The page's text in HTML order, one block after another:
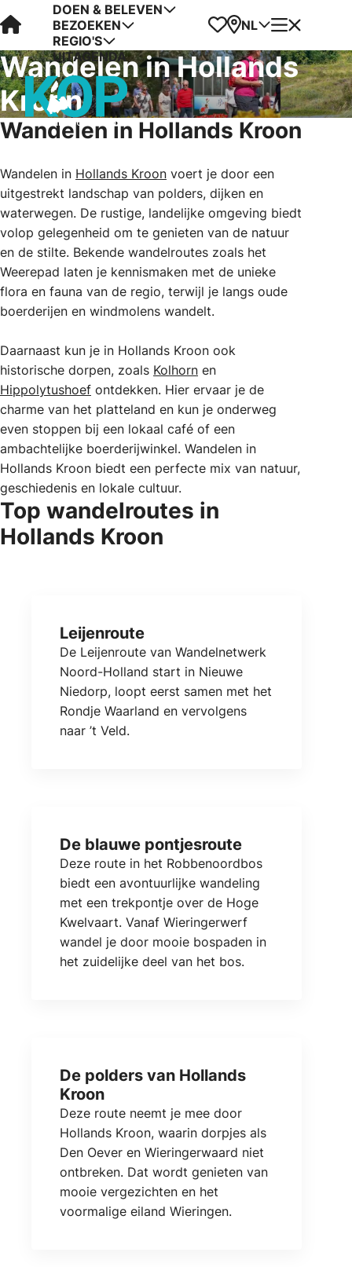
Visit Kop van Holland
DOEN & BELEVEN
BEZOEKEN
REGIO'S
UITAGENDA
Favorieten
Kaart
NL Menu
Wandelen in Hollands
Kroon
Wandelen in Hollands Kroon
Wandelen in Hollands Kroon voert je door een
uitgestrekt landschap van polders, dijken en
waterwegen. De rustige, landelijke omgeving biedt
volop gelegenheid om te genieten van de natuur
en de stilte. Bekende wandelroutes zoals het
Weerepad laten je kennismaken met de unieke
flora en fauna van de regio, terwijl je langs oude
boerderijen en windmolens wandelt.
Daarnaast kun je in Hollands Kroon ook
historische dorpen, zoals Kolhorn en
Hippolytushoef ontdekken. Hier ervaar je de
charme van het platteland en kun je onderweg
even stoppen bij een lokaal café of een
ambachtelijke boerderijwinkel. Wandelen in
Hollands Kroon biedt een perfecte mix van natuur,
geschiedenis en lokale cultuur.
Top wandelroutes in
Hollands Kroon
Leijenroute
De Leijenroute van Wandelnetwerk
Noord-Holland start in Nieuwe
Niedorp, loopt eerst samen met het
Rondje Waarland en vervolgens
naar ’t Veld.
De blauwe pontjesroute
Deze route in het Robbenoordbos
biedt een avontuurlijke wandeling
met een trekpontje over de Hoge
Kwelvaart. Vanaf Wieringerwerf
wandel je door mooie bospaden in
het zuidelijke deel van het bos.
De polders van Hollands
Kroon
Deze route neemt je mee door
Hollands Kroon, waarin dorpjes als
Den Oever en Wieringerwaard niet
ontbreken. Dat wordt genieten van
mooie vergezichten en het
voormalige eiland Wieringen.